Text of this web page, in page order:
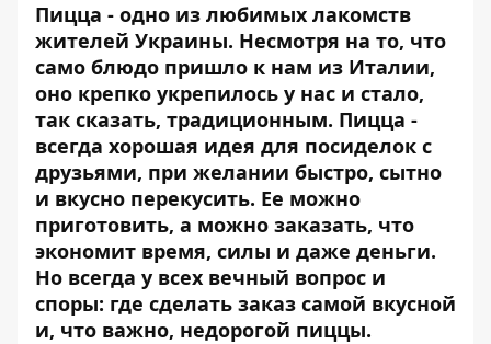
Пицца - одно из любимых лакомств
жителей Украины. Несмотря на то, что
само блюдо пришло к нам из Италии,
оно крепко укрепилось у нас и стало,
так сказать, традиционным. Пицца -
всегда хорошая идея для посиделок с
друзьями, при желании быстро, сытно
и вкусно перекусить. Ее можно
приготовить, а можно заказать, что
экономит время, силы и даже деньги.
Но всегда у всех вечный вопрос и
споры: где сделать заказ самой вкусной
и, что важно, недорогой пиццы.